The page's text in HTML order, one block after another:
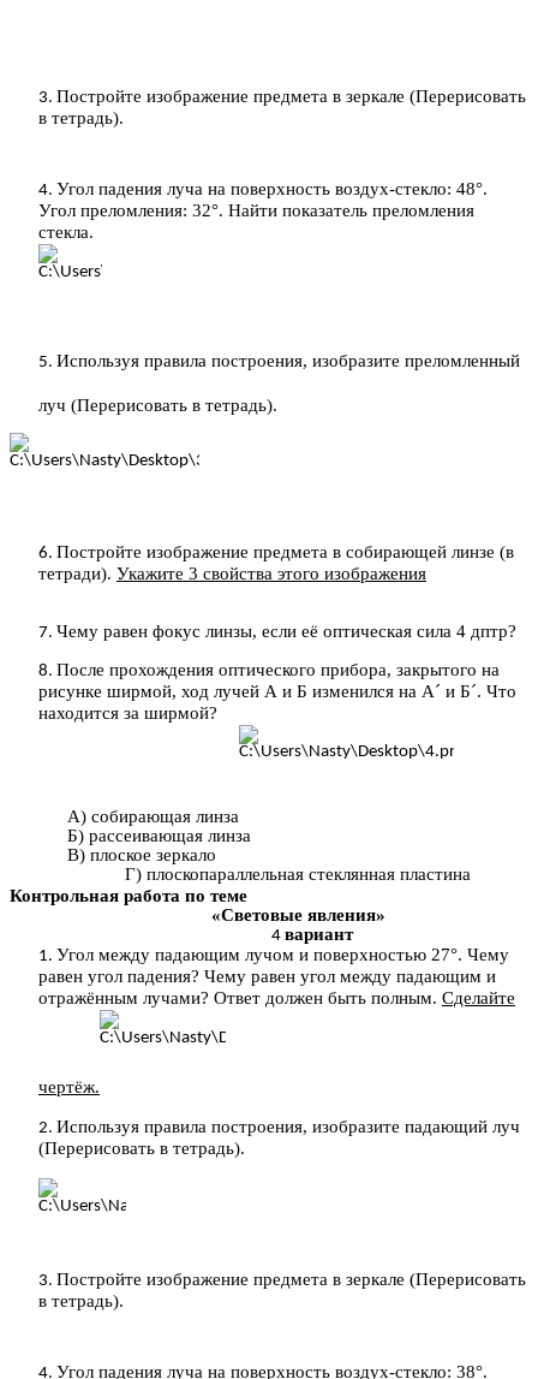
Постройте изображение предмета в зеркале (Перерисовать
в тетрадь).
Угол падения луча на поверхность воздух-стекло: 48°.
Угол преломления: 32°. Найти показатель преломления
стекла.
Используя правила построения, изобразите преломленный
луч (Перерисовать в тетрадь).
Постройте изображение предмета в собирающей линзе (в
тетради). Укажите 3 свойства этого изображения
Чему равен фокус линзы, если её оптическая сила 4 дптр?
После прохождения оптического прибора, закрытого на
рисунке ширмой, ход лучей А и Б изменился на А´ и Б´. Что
находится за ширмой?
А) собирающая линза
Б) рассеивающая линза
В) плоское зеркало
Г) плоскопараллельная стеклянная пластина
Контрольная работа по теме
«Световые явления»
вариант
Угол между падающим лучом и поверхностью 27°. Чему
равен угол падения? Чему равен угол между падающим и
отражённым лучами? Ответ должен быть полным. Сделайте
чертёж.
Используя правила построения, изобразите падающий луч
(Перерисовать в тетрадь).
Постройте изображение предмета в зеркале (Перерисовать
в тетрадь).
Угол падения луча на поверхность воздух-стекло: 38°.